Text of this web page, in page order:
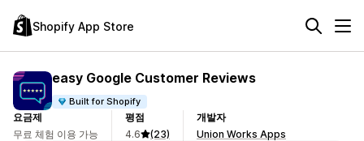
Shopify App Store
easy Google Customer Reviews
Built for Shopify
요금제
무료 체험 이용 가능
평점
4.6
(23)
개발자
Union Works Apps